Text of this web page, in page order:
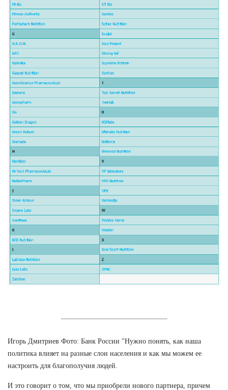
Игорь Дмитриев Фото: Банк России "Нужно понять, как наша
политика влияет на разные слои населения и как мы можем ее
настроить для благополучия людей.
И это говорит о том, что мы приобрели нового партнера, причем